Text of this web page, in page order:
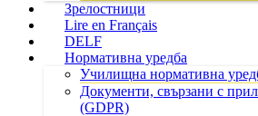
Зрелостници
Lire en Français
DELF
Нормативна уредба
Училищна нормативна
Документи, свързани с
(GDPR)